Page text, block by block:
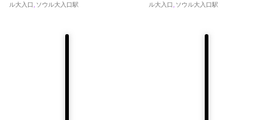
ル大入口, ソウル大入口駅
ル大入口, ソウル大入口駅